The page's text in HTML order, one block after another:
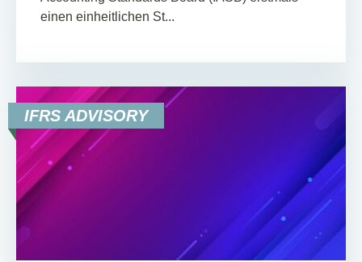
einen einheitlichen St...
IFRS ADVISORY